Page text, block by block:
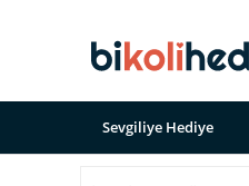
Sevgiliye Hediye